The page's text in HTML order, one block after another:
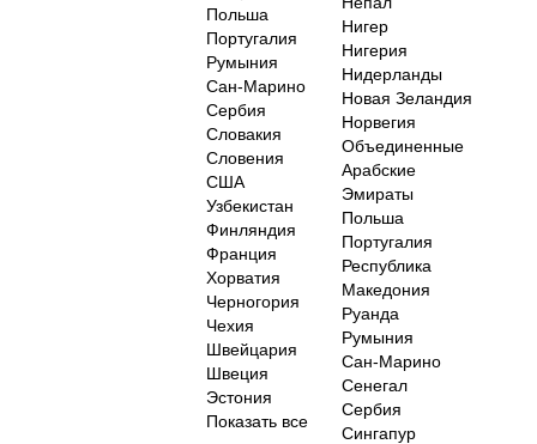
Польша
Португалия
Румыния
Сан-Марино
Сербия
Словакия
Словения
США
Узбекистан
Финляндия
Франция
Хорватия
Черногория
Чехия
Швейцария
Швеция
Эстония
Показать все
Нигер
Нигерия
Нидерланды
Новая Зеландия
Норвегия
Объединенные
Арабские
Эмираты
Польша
Португалия
Республика
Македония
Руанда
Румыния
Сан-Марино
Сенегал
Сербия
Сингапур